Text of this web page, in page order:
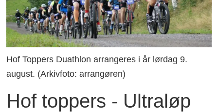
Hof Toppers Duathlon arrangeres i år lørdag 9.
august. (Arkivfoto: arrangøren)
Hof toppers - Ultraløp